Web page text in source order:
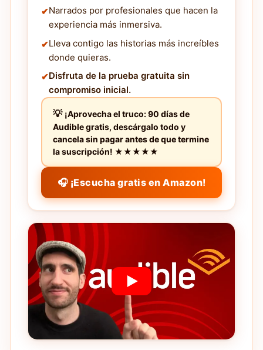
Narrados por profesionales que hacen la
experiencia más inmersiva.
Lleva contigo las historias más increíbles
donde quieras.
Disfruta de la prueba gratuita sin
compromiso inicial.
¡Aprovecha el truco: 90 días de
Audible gratis, descárgalo todo y
cancela sin pagar antes de que termine
la suscripción! ★★★★★
🎧 ¡Escucha gratis en Amazon!